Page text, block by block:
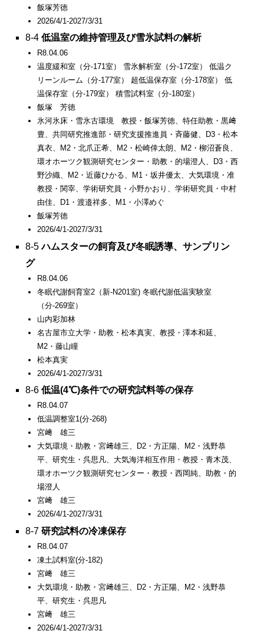
飯塚芳徳
2026/4/1-2027/3/31
8-4 低温室の維持管理及び雪氷試料の解析
R8.04.06
温度緩和室（分-171室） 雪氷解析室（分-172室） 低温ク
リーンルーム（分-177室） 超低温保存室（分-178室） 低
温保存室（分-179室） 積雪試料室（分-180室）
飯塚 芳徳
氷河氷床・雪氷古環境 教授・飯塚芳徳、特任助教・黒﨑
豊、共同研究推進部・研究支援推進員・斉藤健、D3・松本
真衣、M2・北爪正希、M2・松崎倖太朗、M2・柳沼蒼良、
環オホーツク観測研究センター・助教・的場澄人、D3・西
野沙織、M2・近藤ひかる、M1・坂井優太、大気環境・准
教授・関宰、学術研究員・小野かおり、学術研究員・中村
由佳、D1・渡邉祥多、M1・小澤めぐ
飯塚芳徳
2026/4/1-2027/3/31
8-5ハムスターの飼育及び冬眠誘導、サンプリン
グ
R8.04.06
冬眠代謝飼育室2（新-N201室) 冬眠代謝低温実験室
（分-269室）
山内彩加林
名古屋市立大学・助教・松本真実、教授・澤本和延、
M2・藤山瞳
松本真実
2026/4/1-2027/3/31
8-6 低温(4℃)条件での研究試料等の保存
R8.04.07
低温調整室1(分-268)
宮﨑 雄三
大気環境・助教・宮﨑雄三、D2・方正陽、M2・浅野恭
平、研究生・呉思凡、大気海洋相互作用・教授・青木茂、
環オホーツク観測研究センター・教授・西岡純、助教・的
場澄人
宮﨑 雄三
2026/4/1-2027/3/31
8-7 研究試料の冷凍保存
R8.04.07
凍土試料室(分-182)
宮﨑 雄三
大気環境・助教・宮﨑雄三、D2・方正陽、M2・浅野恭
平、研究生・呉思凡
宮﨑 雄三
2026/4/1-2027/3/31